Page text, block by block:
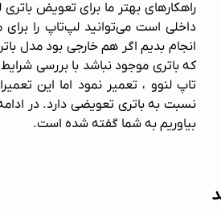
راهکارهای بهتر ما برای تعویض
داخلی است می‌توانید لپ‌تاپ را برای
انجام بدیم اگر هم خارجی بود مدل
که باتری موجود نباشد با بررسی
تاپ لنوو ، تعمیر نمود اما این
نسبت به باتری تعویضی دارد. در
بیاوریم به شما گفته شده است.